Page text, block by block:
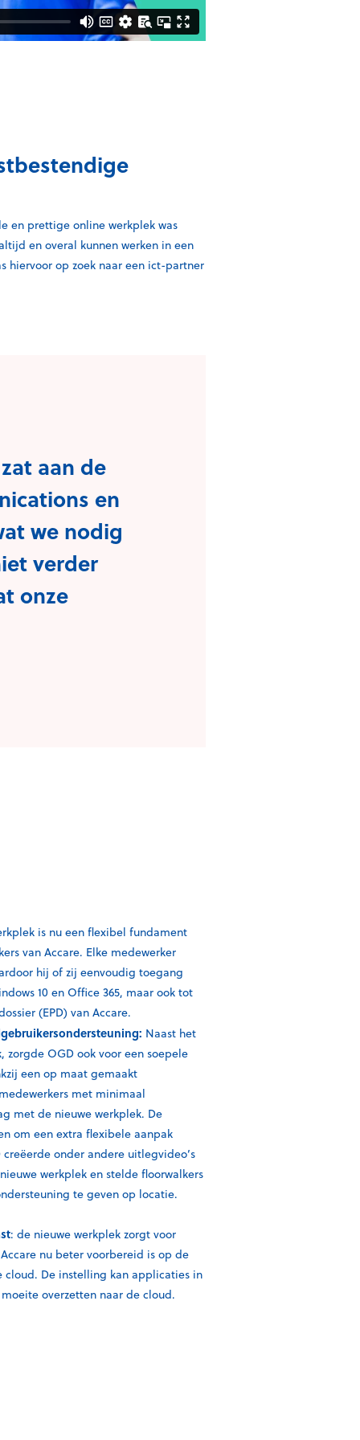
en prettige online werkplek was
en overal kunnen werken in een
hiervoor op zoek naar een ict-partner
aan de
en
we nodig
verder
onze
is nu een flexibel fundament
van Accare. Elke medewerker
hij of zij eenvoudig toegang
10 en Office 365, maar ook tot
(EPD) van Accare.
Naast het
zorgde OGD ook voor een soepele
een op maat gemaakt
met minimaal
met de nieuwe werkplek. De
om een extra flexibele aanpak
onder andere uitlegvideo’s
werkplek en stelde floorwalkers
te geven op locatie.
: de nieuwe werkplek zorgt voor
nu beter voorbereid is op de
cloud. De instelling kan applicaties in
overzetten naar de cloud.